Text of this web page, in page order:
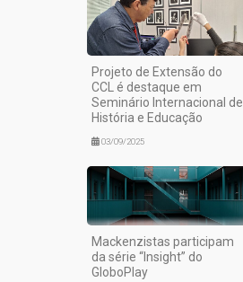
Projeto de Extensão do
CCL é destaque em
Seminário Internacional de
História e Educação
03/09/2025
Mackenzistas participam
da série “Insight” do
GloboPlay